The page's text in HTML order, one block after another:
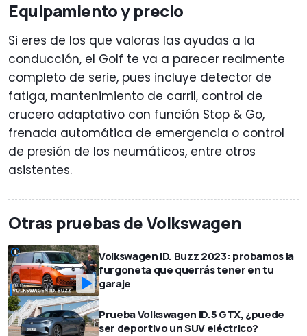
Equipamiento y precio
Si eres de los que valoras las ayudas a la
conducción, el Golf te va a parecer realmente
completo de serie, pues incluye detector de
fatiga, mantenimiento de carril, control de
crucero adaptativo con función Stop & Go,
frenada automática de emergencia o control
de presión de los neumáticos, entre otros
asistentes.
Otras pruebas de Volkswagen
Volkswagen ID. Buzz 2023: probamos la
furgoneta que querrás tener en tu
garaje
Prueba Volkswagen ID.5 GTX, ¿puede
ser deportivo un SUV eléctrico?